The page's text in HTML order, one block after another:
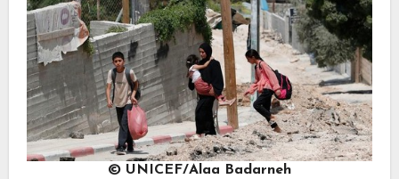
© UNICEF/Alaa Badarneh